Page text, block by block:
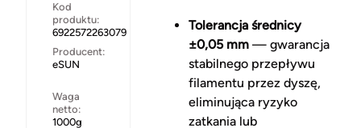
Kod
produktu:
6922572263079
Producent:
eSUN
Waga
netto:
1000g
Tolerancja średnicy
±0,05 mm— gwarancja
stabilnego przepływu
filamentu przez dyszę,
eliminująca ryzyko
zatkania lub